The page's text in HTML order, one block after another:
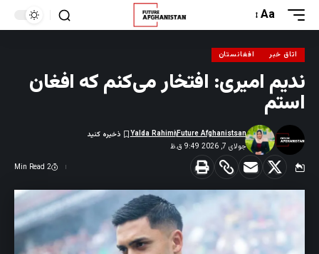
Aa
اتاق خبر افغانستان
ندیم امیری: افتخار می‌کنم که افغان
استم
جولای 7, 2026 9:49 ق.ظ
Future Afghanistsan
Yalda Rahimi
2 Min Read